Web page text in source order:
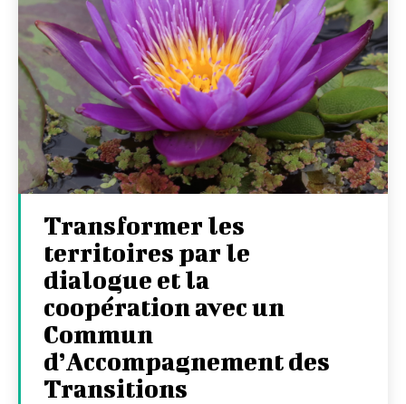
Transformer les
territoires par le
dialogue et la
coopération avec un
Commun
d’Accompagnement des
Transitions